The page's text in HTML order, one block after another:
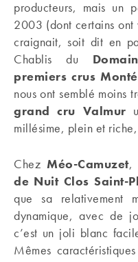
producteurs, mais un
2003 (dont certains
craignait, soit dit en
Chablis du
premiers crus
nous ont semblé moins
grand cru Valmur
millésime, plein et
ChezMéo-Camuzet,
de Nuit Clos Saint-
que sa relativement
dynamique, avec de
c’est un joli blanc
Mêmes